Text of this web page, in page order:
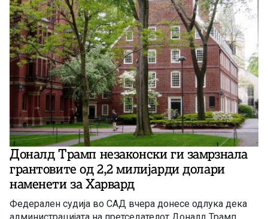
Доналд Трамп незаконски ги замрзнала
грантовите од 2,2 милијарди долари
наменети за Харвард
Федерален судија во САД вчера донесе одлука дека
администрацијата на претседателот Доналд Трамп